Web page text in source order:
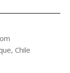
Chile